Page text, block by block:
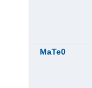
MaTe0